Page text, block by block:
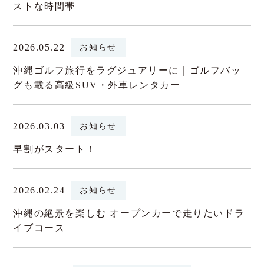
ストな時間帯
2026.05.22 お知らせ
沖縄ゴルフ旅行をラグジュアリーに｜ゴルフバッ
グも載る高級SUV・外車レンタカー
2026.03.03 お知らせ
早割がスタート！
2026.02.24 お知らせ
沖縄の絶景を楽しむ オープンカーで走りたいドラ
イブコース